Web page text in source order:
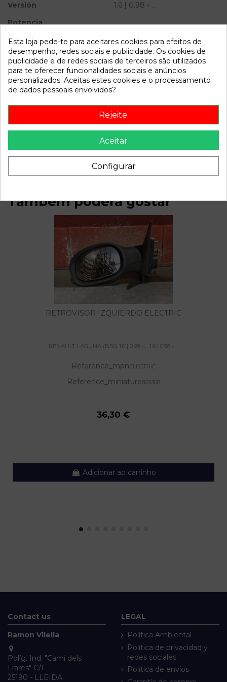
Versión
1.6 | 0.98 - ...
Potencia
Modelo
LAGUNA (B56) 1.6 | 0.98 - ...
Referência 809371
Disponível a partir de: 2022-04-06
Recambio de mando elevalunas delantero izquierdo para
renault laguna (b56) 1.6 | 0.98 - ... 1.6 | 0.98 - ... referencia
OEM IAM
Também poderá gostar
RETROVISOR IZQUIERDO ELECTRIC
RENAULT LAGUNA (B56) 1.6 | 0.98 - ... 1.6 | 0.98 - ...
Reference_mpnELECTRIC
Reference_miniature809368
36,30 €
Adicionar ao carrinho
Contact us
Ramon Vilella
Políg. Ind. "Camí dels
Frares" C/F
25190 - LLEIDA
LEGAL
Política Ambiental
Política de privacidad y
redes sociales
Política de envíos
Esta loja pede-te para aceitares cookies para efeitos de
desempenho, redes sociais e publicidade. Os cookies de
publicidade e de redes sociais de terceiros são utilizados
para te oferecer funcionalidades sociais e anúncios
personalizados. Aceitas estes cookies e o processamento
de dados pessoais envolvidos?
Rejeite.
Aceitar
Configurar